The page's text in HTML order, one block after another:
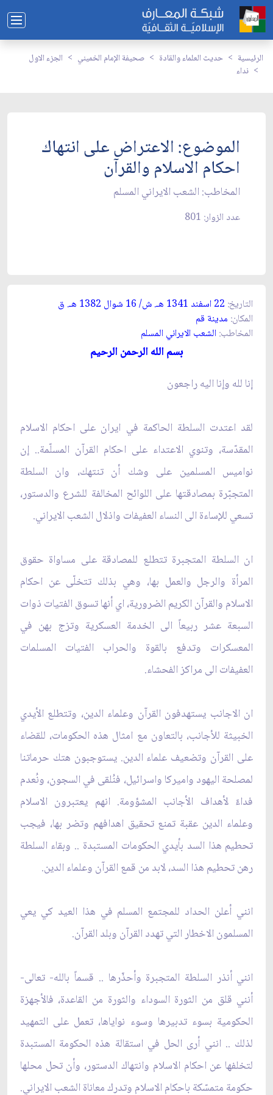
الرئيسية حديث العلماء والقادة صحيفة الإمام الخميني
الجزء الاول
نداء
الموضوع: الاعتراض على انتهاك
احكام الاسلام والقرآن
المخاطب: الشعب الايراني المسلم‏
عدد الزوار: 801
التاريخ: 22 اسفند 1341 هـ. ش/ 16 شوال 1382 هـ. ق‏
المكان: مدينة قم‏
المخاطب: الشعب الايراني المسلم‏
بسم الله الرحمن الرحيم‏
إنا لله وإنا اليه راجعون‏
لقد اعتدت السلطة الحاكمة في ايران على احكام الاسلام
المقدّسة، وتنوي الاعتداء على احكام القرآن المسلّمة.. إن
نواميس المسلمين على وشك أن تنتهك، وان السلطة
المتجبّرة بمصادقتها على اللوائح المخالفة للشرع والدستور،
تسعي للإساءة الى النساء العفيفات واذلال الشعب الايراني.
ان السلطة المتجبرة تتطلع للمصادقة على مساواة حقوق
المرأة والرجل والعمل بها، وهي بذلك تتخلّى عن احكام
الاسلام والقرآن الكريم الضرورية، اي أنها تسوق الفتيات ذوات
السبعة عشر ربيعاً الى الخدمة العسكرية وتزج بهن في
المعسكرات وتدفع بالقوة والحراب الفتيات المسلمات
العفيفات الى مراكز الفحشاء.
ان الاجانب يستهدفون القرآن وعلماء الدين، وتتطلع الأيدي
الخبيثة للأجانب، بالتعاون مع امثال هذه الحكومات، للقضاء
على القرآن وتضعيف علماء الدين. يستوجبون هتك حرماتنا
لمصلحة اليهود واميركا واسرائيل، فنُلقى في السجون، ونُعدم
فداءً لأهداف الأجانب المشؤومة. انهم يعتبرون الاسلام
وعلماء الدين عقبة تمنع تحقيق اهدافهم وتضر بها، فيجب
تحطيم هذا السد بأيدي الحكومات المستبدة .. وبقاء السلطة
رهن تحطيم هذا السد، لابد من قمع القرآن وعلماء الدين.
انني أعلن الحداد للمجتمع المسلم في هذا العيد كي يعي
المسلمون الاخطار التي تهدد القرآن وبلد القرآن.
انني أنذر السلطة المتجبرة وأحذّرها .. قسماً بالله- تعالى-
أنني قلق من الثورة السوداء والثورة من القاعدة، فالأجهزة
الحكومية بسوء تدبيرها وسوء نواياها، تعمل على التمهيد
لذلك .. انني أرى الحل في استقالة هذه الحكومة المستبدة
لتخلفها عن احكام الاسلام وانتهاك الدستور، وأن تحل محلها
حكومة متمسّكة باحكام الاسلام وتدرك معاناة الشعب الايراني.